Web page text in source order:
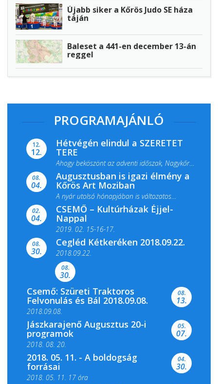
Újabb siker a Kőrös Judo SE háza
táján
Baleset a 441-en december 13-án
reggel
PROGRAMAJÁNLÓ
12.
12.
Hétvégén elindul a SZERETET
TERE
Ahogy beköszönt az adventi időszak, Nagykőrös
ismét megtelik ünnepi fénnyel és közös...
08.
04.
Augusztusban is igazi élmény a
Kőrös Art Moziban
A nyár utolsó hónapjában is változatos
filmkínálattal, családi...
02.
04.
CSEMŐ – Kultúrházak Éjjel-
Nappal
2019. 02. 15-16-17.
Színes és tartalmas programokkal várja a
Csemői Községi Könyvtár és...
08.
30.
Cegléd Kétkeréken 2018.09.22.
2018.09.22.
08.
30.
Csemő: Szüreti Traktoros
Felvonulás és Bál 2018.09.08.
2018.09.08.
08.
13.
Jászkarajenő Augusztus 20-i
programok
2018. 08. 20.
05.
07.
2018. 05. 11. - A boldogság
forrásai
2018. 05. 11. 17 óra
04.
30.